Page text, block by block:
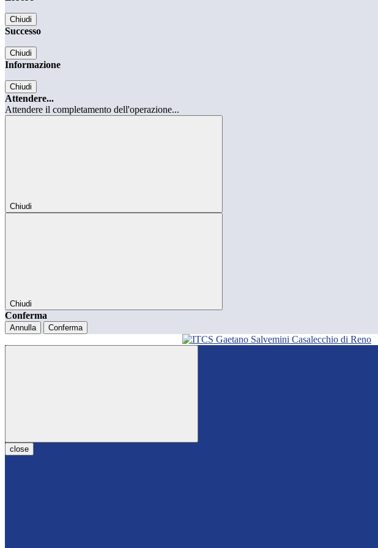
Chiudi
Successo
Chiudi
Informazione
Chiudi
Attendere...
Attendere il completamento dell'operazione...
Chiudi
Chiudi
Conferma
Annulla Conferma
close